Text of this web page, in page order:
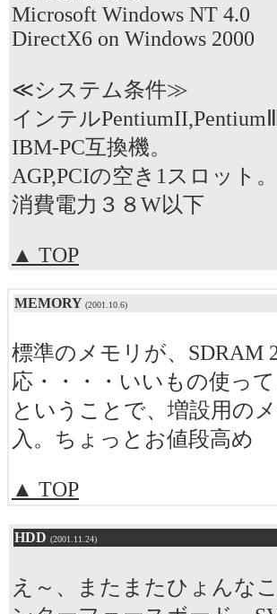
Microsoft Windows NT 4.0
DirectX6 on Windows 2000
≪システム条件≫
インテル
IBM-PC互換機。
AGP,PCIの空き1スロット。
消費電力３８W以下
▲ TOP
MEMORY (2001.10.6)
標準のメモリが、SDRAM
応・・・・いいもの使っ
ということで、増設用の
入。ちょっとお値段高め
▲ TOP
HDD (2001.11.24)
え～、またまたひょんな